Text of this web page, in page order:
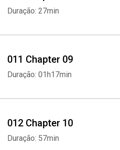
Duração: 27min
011 Chapter 09
Duração: 01h17min
012 Chapter 10
Duração: 57min